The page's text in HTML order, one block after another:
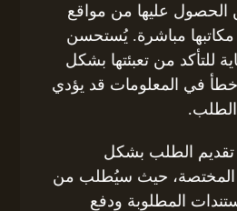
الحصول عليها من مواقع
مباشرة. يُستحسن
للتأكد من تعبئتها بشكل
في المعلومات قد يؤدي
الطلب بشكل
حيث سيُطلب من
المطلوبة ودفع